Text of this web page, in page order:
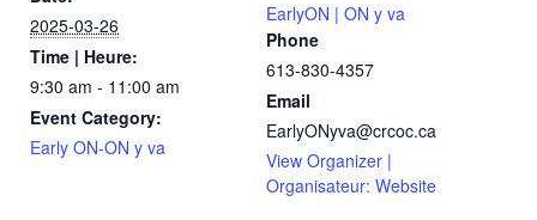
2025-03-26
Time | Heure:
9:30 am - 11:00 am
Event Category:
Early ON-ON y va
EarlyON | ON y va
Phone
613-830-4357
Email
EarlyONyva@crcoc.ca
View Organizer |
Organisateur: Website